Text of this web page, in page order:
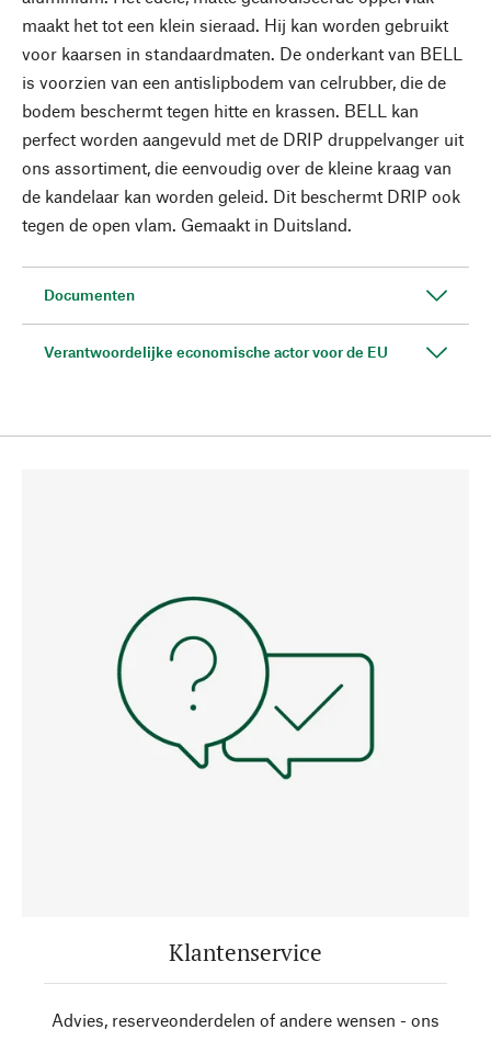
maakt het tot een klein sieraad. Hij kan worden gebruikt
voor kaarsen in standaardmaten. De onderkant van BELL
is voorzien van een antislipbodem van celrubber, die de
bodem beschermt tegen hitte en krassen. BELL kan
perfect worden aangevuld met de DRIP druppelvanger uit
ons assortiment, die eenvoudig over de kleine kraag van
de kandelaar kan worden geleid. Dit beschermt DRIP ook
tegen de open vlam. Gemaakt in Duitsland.
Documenten
Verantwoordelijke economische actor voor de EU
Klantenservice
Advies, reserveonderdelen of andere wensen - ons